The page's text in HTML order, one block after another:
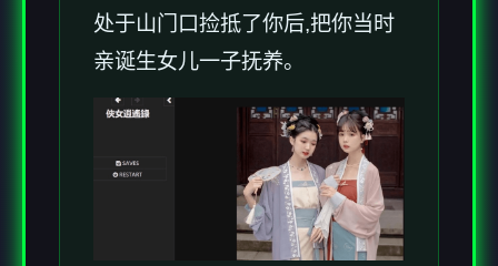
处于山门口捡抵了你后,把你当时
亲诞生女儿一子抚养。